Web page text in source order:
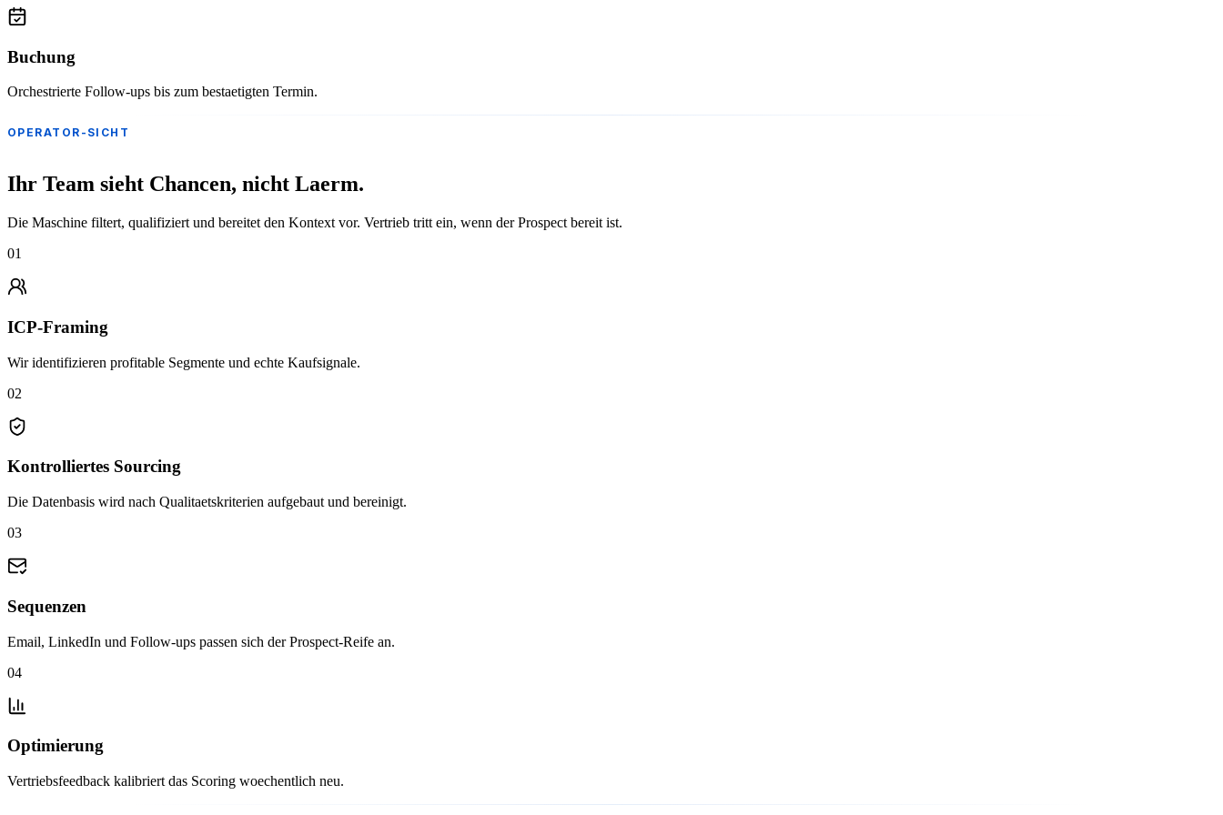
Buchung
Orchestrierte Follow-ups bis zum bestaetigten Termin.
OPERATOR-SICHT
Ihr Team sieht Chancen, nicht Laerm.
Die Maschine filtert, qualifiziert und bereitet den Kontext vor. Vertrieb tritt ein, wenn der Prospect bereit ist.
01
ICP-Framing
Wir identifizieren profitable Segmente und echte Kaufsignale.
02
Kontrolliertes Sourcing
Die Datenbasis wird nach Qualitaetskriterien aufgebaut und bereinigt.
03
Sequenzen
Email, LinkedIn und Follow-ups passen sich der Prospect-Reife an.
04
Optimierung
Vertriebsfeedback kalibriert das Scoring woechentlich neu.